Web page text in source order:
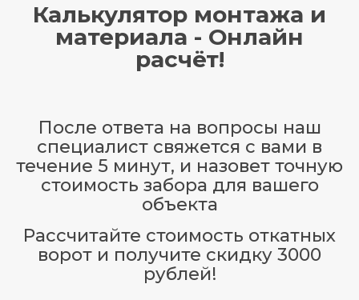
Калькулятор монтажа и
материала - Онлайн
расчёт!
После ответа на вопросы наш
специалист свяжется с вами в
течение 5 минут, и назовет точную
стоимость забора для вашего
объекта
Рассчитайте стоимость откатных
ворот и получите скидку 3000
рублей!